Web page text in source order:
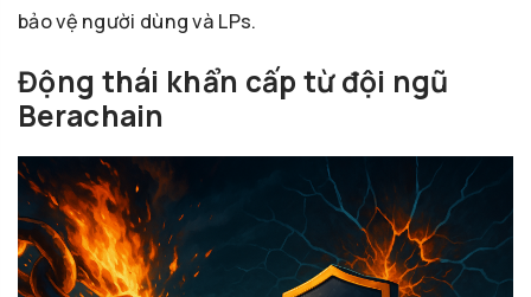
bảo vệ người dùng và LPs.
Động thái khẩn cấp từ đội ngũ
Berachain